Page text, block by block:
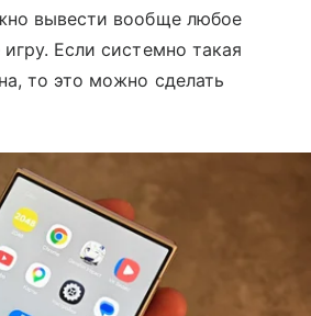
вывести вообще любое
Если системно такая
то это можно сделать